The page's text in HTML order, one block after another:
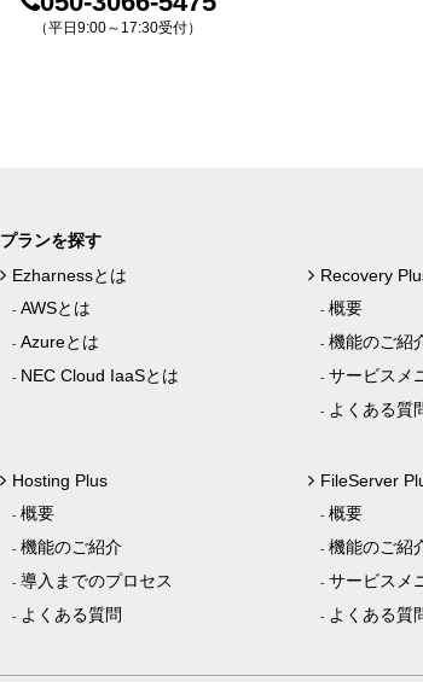
（平日9:00～17:30受付）
プランを探す
Ezharnessとは
AWSとは
Azureとは
NEC Cloud IaaSとは
Recovery
概要
機能のご紹
サービスメ
よくある質
Hosting Plus
概要
機能のご紹介
導入までのプロセス
よくある質問
FileServer
概要
機能のご紹
サービスメ
よくある質